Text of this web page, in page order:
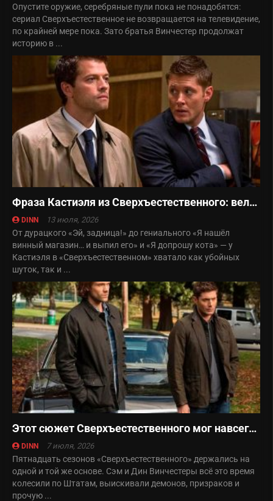
Опустите оружие, серебряные пули пока не понадобятся:
сериал Сверхъестественное не возвращается на телевидение,
по крайней мере пока. Зато братья Винчестер продолжат
историю в ...
Фраза Кастиэля из Сверхъестественного: величайшая цитата в истории телевидения
DINN 13 июля, 2026
От дурацкого «Эй, задница!» до гениального «Я нашёл
винный магазин… и выпил его» и «Я допрошу кота» — у
Кастиэля в «Сверхъестественном» хватало как убойных
шуток, так и ...
Этот сюжет Сверхъестественного мог навсегда изменить сериал
DINN 7 июля, 2026
Пятнадцать сезонов «Сверхъестественного» держались на
одной и той же основе. Сэм и Дин Винчестеры всё это время
колесили по Штатам, выискивали демонов, призраков и
прочую ...